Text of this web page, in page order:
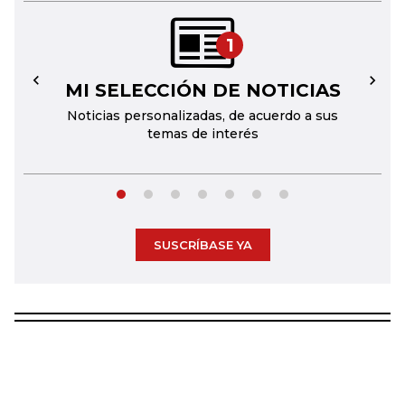
1
MI SELECCIÓN DE NOTICIAS
Noticias personalizadas, de acuerdo a sus
temas de interés
← →
SUSCRÍBASE YA